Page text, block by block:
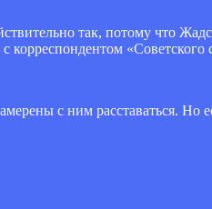
так, потому что
с корреспондентом «Советского
с ним расставаться. Но